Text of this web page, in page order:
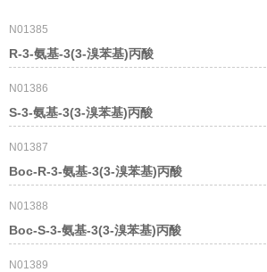
N01385
R-3-氨基-3(3-溴苯基)丙酸
N01386
S-3-氨基-3(3-溴苯基)丙酸
N01387
Boc-R-3-氨基-3(3-溴苯基)丙酸
N01388
Boc-S-3-氨基-3(3-溴苯基)丙酸
N01389